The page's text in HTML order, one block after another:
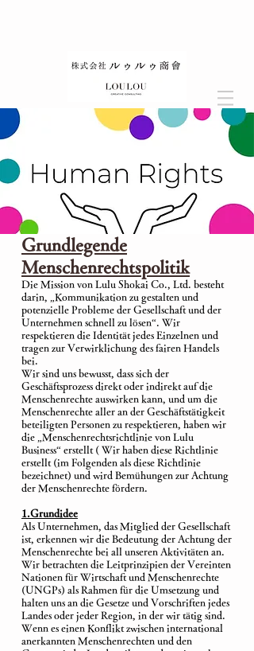
Grundlegende
Menschenrechtspolitik
Die Mission von Lulu Shokai Co., Ltd. besteht
darin, „Kommunikation zu gestalten und
potenzielle Probleme der Gesellschaft und der
Unternehmen schnell zu lösen“. Wir
respektieren die Identität jedes Einzelnen und
tragen zur Verwirklichung des fairen Handels
bei.
Wir sind uns bewusst, dass sich der
Geschäftsprozess direkt oder indirekt auf die
Menschenrechte auswirken kann, und um die
Menschenrechte aller an der Geschäftstätigkeit
beteiligten Personen zu respektieren, haben wir
die „Menschenrechtsrichtlinie von Lulu
Business“ erstellt ( Wir haben diese Richtlinie
erstellt (im Folgenden als diese Richtlinie
bezeichnet) und wird Bemühungen zur Achtung
der Menschenrechte fördern.
1.Grundidee
Als Unternehmen, das Mitglied der Gesellschaft
ist, erkennen wir die Bedeutung der Achtung der
Menschenrechte bei all unseren Aktivitäten an.
Wir betrachten die Leitprinzipien der Vereinten
Nationen für Wirtschaft und Menschenrechte
(UNGPs) als Rahmen für die Umsetzung und
halten uns an die Gesetze und Vorschriften jedes
Landes oder jeder Region, in der wir tätig sind.
Wenn es einen Konflikt zwischen international
anerkannten Menschenrechten und den